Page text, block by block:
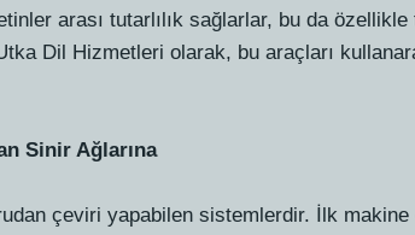
arası tutarlılık sağlarlar, bu da
Dil Hizmetleri olarak, bu araçları
Sinir Ağlarına
çeviri yapabilen sistemlerdir. İlk makine